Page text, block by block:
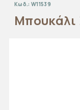
Κωδ.: W11539
Μπουκάλι